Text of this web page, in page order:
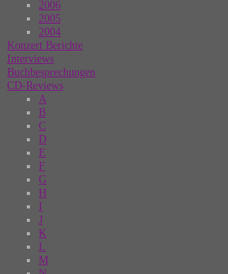
2006
2005
2004
Konzert Berichte
Interviews
Buchbesprechungen
CD-Reviews
A
B
C
D
E
F
G
H
I
J
K
L
M